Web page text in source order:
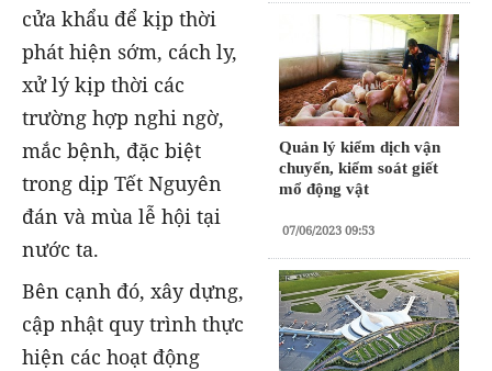
Quản lý kiểm dịch vận
chuyển, kiểm soát giết
mổ động vật
07/06/2023 09:53
cửa khẩu để kịp thời
phát hiện sớm, cách ly,
xử lý kịp thời các
trường hợp nghi ngờ,
mắc bệnh, đặc biệt
trong dịp Tết Nguyên
đán và mùa lễ hội tại
nước ta.
Bên cạnh đó, xây dựng,
cập nhật quy trình thực
hiện các hoạt động